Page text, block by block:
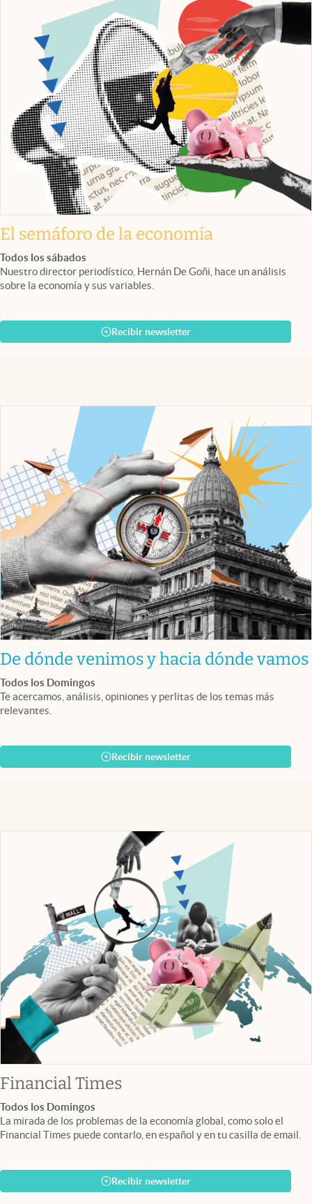
El semáforo de la economía
Todos los sábados
Nuestro director periodístico, Hernán De Goñi, hace un análisis
sobre la economía y sus variables.
Recibir newsletter
De dónde venimos y hacia dónde vamos
Todos los Domingos
Te acercamos, análisis, opiniones y perlitas de los temas más
relevantes.
Recibir newsletter
Financial Timesabre en nueva pestaña
Todos los Domingos
La mirada de los problemas de la economía global, como solo el
Financial Times puede contarlo, en español y en tu casilla de email.
Recibir newsletter